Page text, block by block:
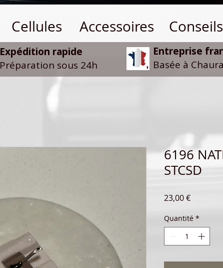
Cellules Accessoires Conseils
Expédition rapide
Préparation sous 24h
Entreprise
Basée à
6196
STCSD
23,00 €Prix
Quantité *